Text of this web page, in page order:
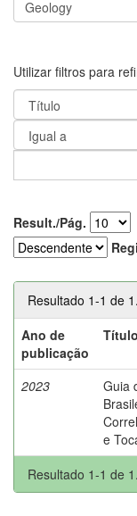
Utilizar filtros para
Result./Pág.
Resultado 1-1 de 1.
Ano de
publicação
Título
2023
Guia
e
Resultado 1-1 de 1.